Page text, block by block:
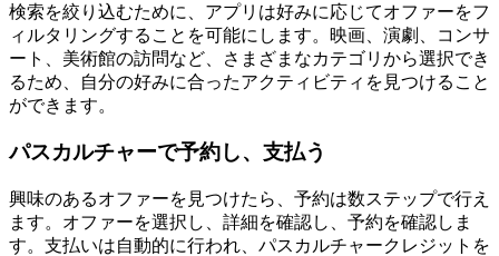
検索を絞り込むために、アプリは好みに応じてオファーをフ
ィルタリングすることを可能にします。映画、演劇、コンサ
ート、美術館の訪問など、さまざまなカテゴリから選択でき
るため、自分の好みに合ったアクティビティを見つけること
ができます。
パスカルチャーで予約し、支払う
興味のあるオファーを見つけたら、予約は数ステップで行え
ます。オファーを選択し、詳細を確認し、予約を確認しま
す。支払いは自動的に行われ、パスカルチャークレジットを